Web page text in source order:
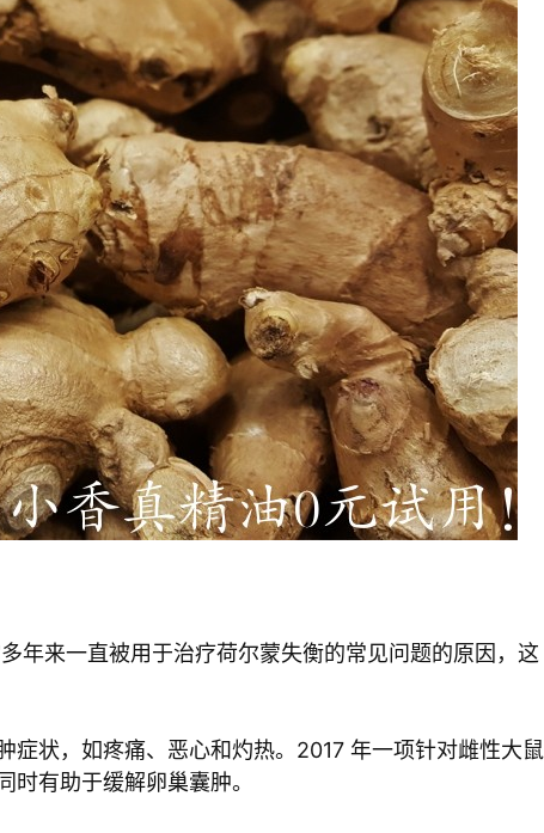
年来一直被用于治疗荷尔蒙失衡的常见问题的原因，这
状，如疼痛、恶心和灼热。2017 年一项针对雌性大鼠
有助于缓解卵巢囊肿。